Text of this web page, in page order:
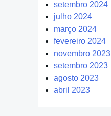
setembro 2024
julho 2024
março 2024
fevereiro 2024
novembro 2023
setembro 2023
agosto 2023
abril 2023